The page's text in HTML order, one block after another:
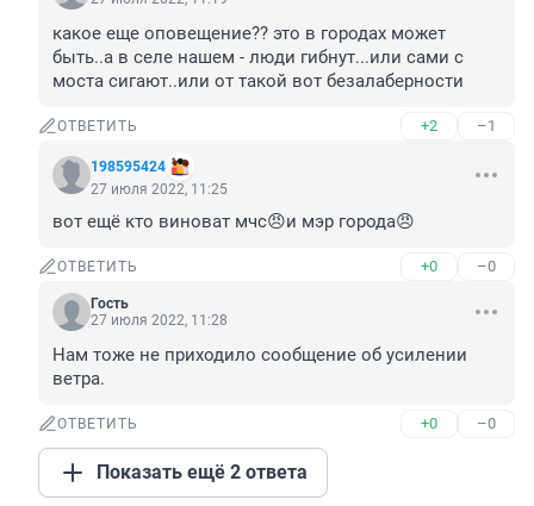
какое еще оповещение?? это в городах может
быть..а в селе нашем - люди гибнут...или сами с
моста сигают..или от такой вот безалаберности
ОТВЕТИТЬ +2 –1
198595424
27 июля 2022, 11:25
вот ещё кто виноват мчс😠и мэр города😠
ОТВЕТИТЬ +0 –0
Гость
27 июля 2022, 11:28
Нам тоже не приходило сообщение об усилении
ветра.
ОТВЕТИТЬ +0 –0
Показать ещё 2 ответа